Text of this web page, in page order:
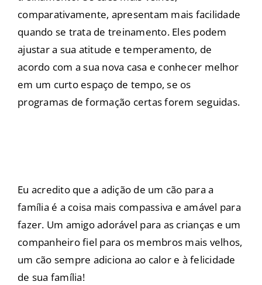
comparativamente, apresentam mais facilidade
quando se trata de treinamento. Eles podem
ajustar a sua atitude e temperamento, de
acordo com a sua nova casa e conhecer melhor
em um curto espaço de tempo, se os
programas de formação certas forem seguidas.
Eu acredito que a adição de um cão para a
família é a coisa mais compassiva e amável para
fazer. Um amigo adorável para as crianças e um
companheiro fiel para os membros mais velhos,
um cão sempre adiciona ao calor e à felicidade
de sua família!